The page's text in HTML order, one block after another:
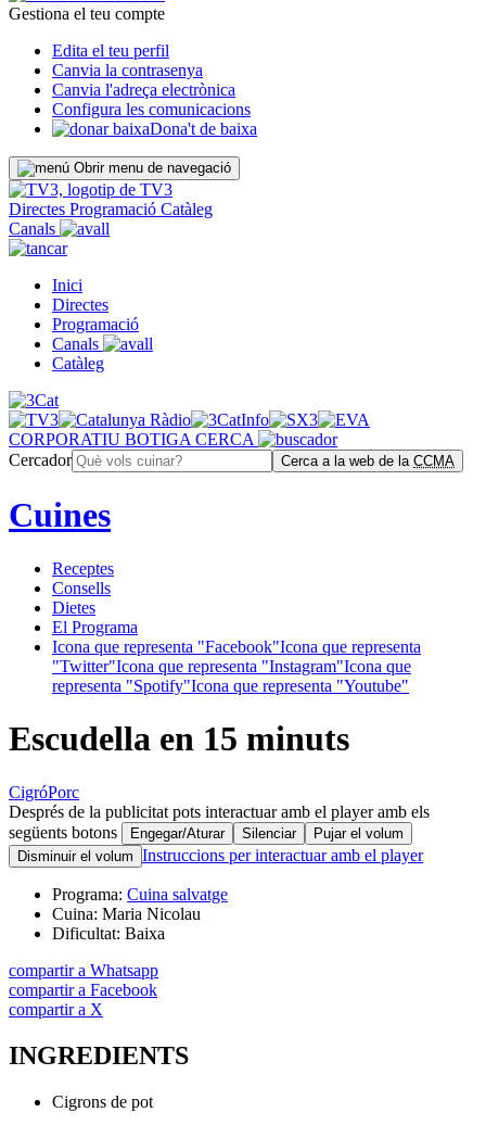
Gestiona el teu compte
Edita el teu perfil
Canvia la contrasenya
Canvia l'adreça electrònica
Configura les comunicacions
Dona't de baixa
Obrir menu de navegació
Directes Programació Catàleg
Canals
Inici
Directes
Programació
Canals
Catàleg
CORPORATIU BOTIGA CERCA
Cercador
Cerca a la web de la CCMA
Cuines
Receptes
Consells
Dietes
El Programa
Icona que representa "Facebook"Icona que representa
"Twitter"Icona que representa "Instagram"Icona que
representa "Spotify"Icona que representa "Youtube"
Escudella en 15 minuts
CigróPorc
Després de la publicitat pots interactuar amb el player amb els
següents botons
Engegar/Aturar Silenciar
Pujar el volum
Disminuir el volum Instruccions per interactuar amb el player
Programa: Cuina salvatge
Cuina: Maria Nicolau
Dificultat: Baixa
compartir a Whatsapp
compartir a Facebook
compartir a X
INGREDIENTS
Cigrons de pot